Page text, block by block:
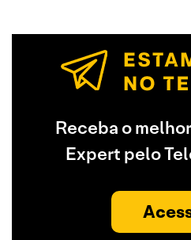
Receba o
Expert pelo